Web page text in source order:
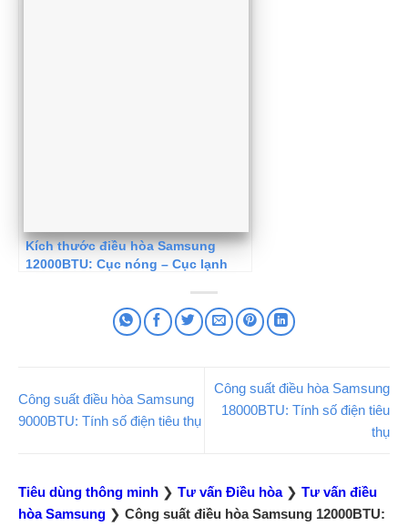
Kích thước điều hòa Samsung
12000BTU: Cục nóng – Cục lạnh
Công suất điều hòa Samsung
9000BTU: Tính số điện tiêu thụ
Công suất điều hòa Samsung
18000BTU: Tính số điện tiêu
thụ
Tiêu dùng thông minh ❯ Tư vấn Điều hòa❯ Tư vấn điều
hòa Samsung ❯ Công suất điều hòa Samsung 12000BTU: